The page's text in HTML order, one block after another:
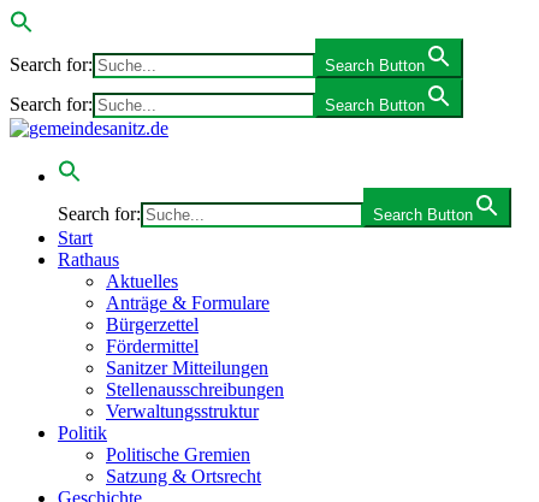
Search for: Search Button
Search for: Search Button
Search for: Search Button
Start
Rathaus
Aktuelles
Anträge & Formulare
Bürgerzettel
Fördermittel
Sanitzer Mitteilungen
Stellenausschreibungen
Verwaltungsstruktur
Politik
Politische Gremien
Satzung & Ortsrecht
Geschichte